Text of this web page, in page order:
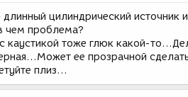
цилиндрический источник
чем проблема?
каустикой тоже глюк какой-
ее прозрачной
плиз...